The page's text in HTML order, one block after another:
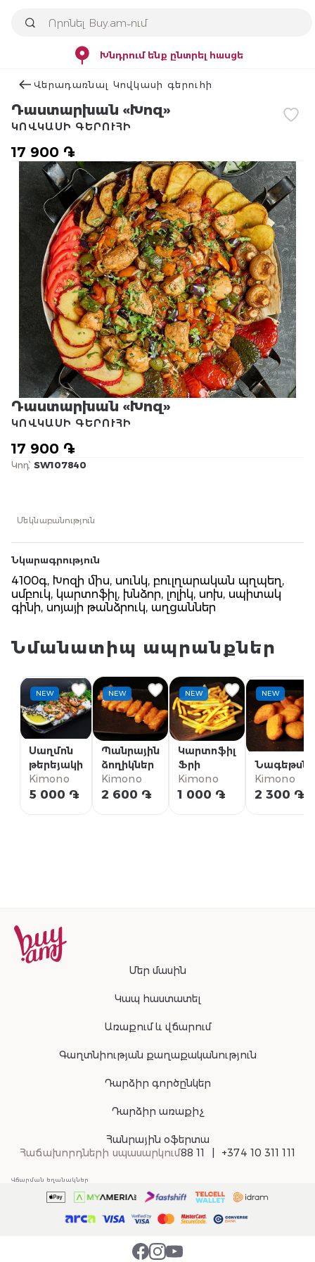
Խնդրում ենք ընտրել հասցե
Վերադառնալ Կովկասի գերուհի
Դաստարխան «Խոզ»
17 900 ֏
ԿՈՎԿԱՍԻ ԳԵՐՈՒՀԻ
Դաստարխան «Խոզ»
17 900 ֏
ԿՈՎԿԱՍԻ ԳԵՐՈՒՀԻ
Կոդ՝ SW107840
Մեկնաբանություն
Նկարագրություն
4100գ, Խոզի միս, սունկ, բուլղարական պղպեղ,
սմբուկ, կարտոֆիլ, խնձոր, լոլիկ, սոխ, սպիտակ
գինի, սոյայի թանձրուկ, աղցաններ
Նմանատիպ ապրանքներ
NEW
Սաղմոն
թերեյակի
Kimono
5 000 ֏
NEW
Պանրային
ձողիկներ
Kimono
2 600 ֏
NEW
Կարտոֆիլ
Ֆրի
Kimono
1 000 ֏
NEW
Kimono
2 300 ֏
Մեր մասին
Կապ հաստատել
Առաքում և վճարում
Գաղտնիության քաղաքականություն
Դարձիր գործընկեր
Դարձիր առաքիչ
Հանրային օֆերտա
Հաճախորդների սպասարկում88 11 +374 10 311 111
Վճարման եղանակներ